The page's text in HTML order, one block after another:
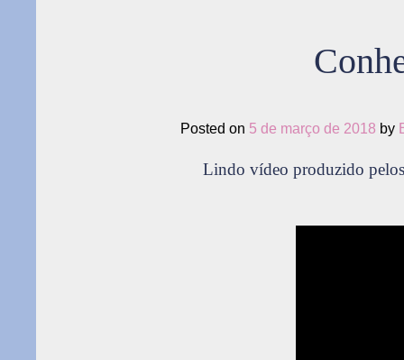
Posted on 5 de março de 2018 by
Lindo vídeo produzido pelos